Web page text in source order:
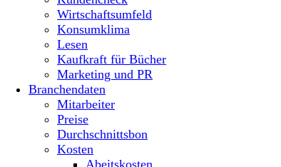
Wirtschaftsumfeld
Konsumklima
Lesen
Kaufkraft für Bücher
Marketing und PR
Branchendaten
Mitarbeiter
Preise
Durchschnittsbon
Kosten